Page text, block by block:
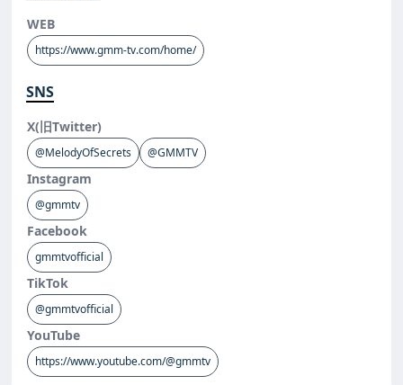
WEB
https://www.gmm-tv.com/home/
SNS
X(旧Twitter)
@MelodyOfSecrets @GMMTV
Instagram
@gmmtv
Facebook
gmmtvofficial
TikTok
@gmmtvofficial
YouTube
https://www.youtube.com/@gmmtv